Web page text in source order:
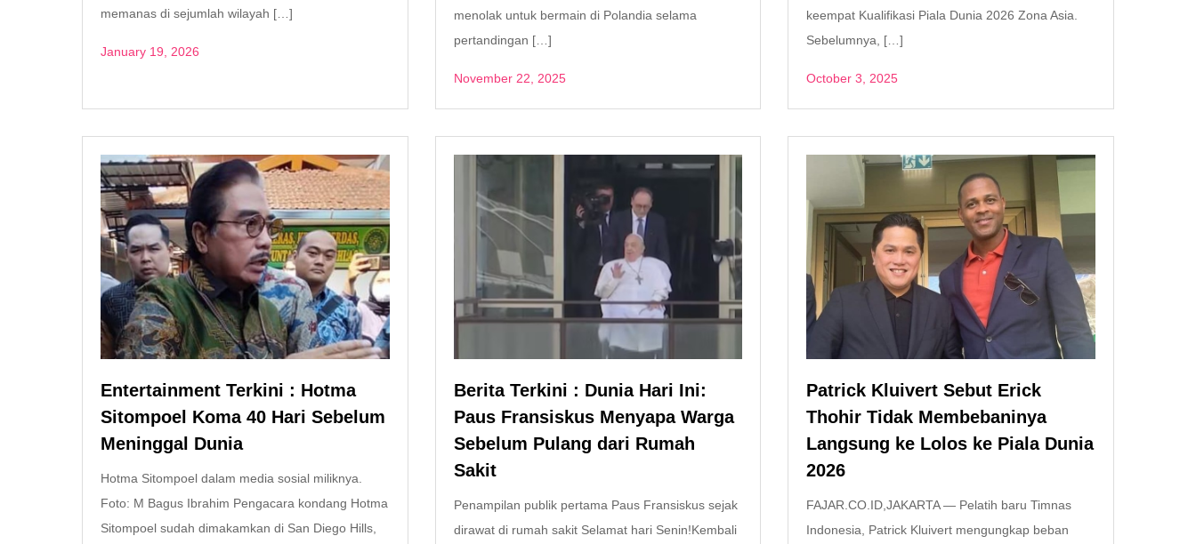
memanas di sejumlah wilayah […]
January 19, 2026
menolak untuk bermain di Polandia selama
pertandingan […]
November 22, 2025
keempat Kualifikasi Piala Dunia 2026 Zona Asia.
Sebelumnya, […]
October 3, 2025
Entertainment Terkini : Hotma
Sitompoel Koma 40 Hari Sebelum
Meninggal Dunia
Hotma Sitompoel dalam media sosial miliknya.
Foto: M Bagus Ibrahim Pengacara kondang Hotma
Sitompoel sudah dimakamkan di San Diego Hills,
Berita Terkini : Dunia Hari Ini:
Paus Fransiskus Menyapa Warga
Sebelum Pulang dari Rumah
Sakit
Penampilan publik pertama Paus Fransiskus sejak
dirawat di rumah sakit Selamat hari Senin!Kembali
Patrick Kluivert Sebut Erick
Thohir Tidak Membebaninya
Langsung ke Lolos ke Piala Dunia
2026
FAJAR.CO.ID,JAKARTA — Pelatih baru Timnas
Indonesia, Patrick Kluivert mengungkap beban